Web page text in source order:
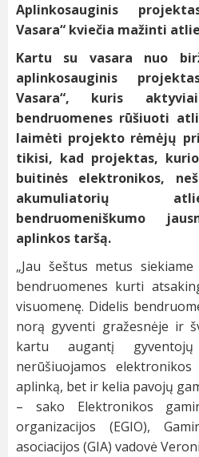
Aplinkosauginis
Vasara“ kviečia mažinti
Kartu su vasara nuo
aplinkosauginis
Vasara“, kuris
bendruomenes rūšiuoti
laimėti projekto rėmėjų
tikisi, kad projektas,
buitinės elektronikos,
akumuliatorių
bendruomeniškumo
aplinkos taršą.
„Jau šeštus metus
bendruomenes kurti
visuomenę. Didelis
norą gyventi gražesnėje ir
kartu augantį
nerūšiuojamos
aplinką, bet ir kelia pavojų
– sako Elektronikos
organizacijos (EGIO),
asociacijos (GIA) vadovė